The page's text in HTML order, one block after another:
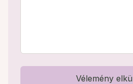
Vélemény